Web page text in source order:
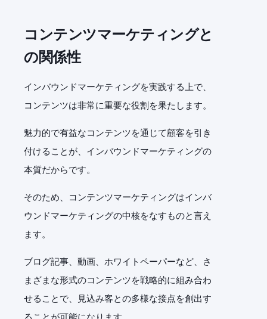
コンテンツマーケティングと
の関係性
インバウンドマーケティングを実践する上で、
コンテンツは非常に重要な役割を果たします。
魅力的で有益なコンテンツを通じて顧客を引き
付けることが、インバウンドマーケティングの
本質だからです。
そのため、コンテンツマーケティングはインバ
ウンドマーケティングの中核をなすものと言え
ます。
ブログ記事、動画、ホワイトペーパーなど、さ
まざまな形式のコンテンツを戦略的に組み合わ
せることで、見込み客との多様な接点を創出す
ることが可能になります。